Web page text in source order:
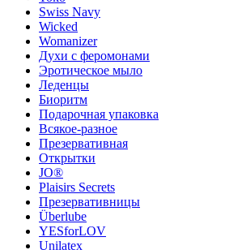
Swiss Navy
Wicked
Womanizer
Духи с феромонами
Эротическое мыло
Леденцы
Биоритм
Подарочная упаковка
Всякое-разное
Презервативная
Открытки
JO®
Plaisirs Secrets
Презервативницы
Überlube
YESforLOV
Unilatex